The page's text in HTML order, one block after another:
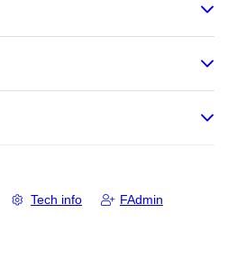
Tech info FAdmin